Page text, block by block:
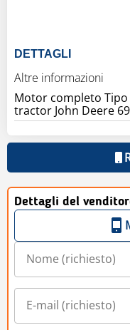
DETTAGLI
Altre informazioni
Motor completo Tipo
tractor John Deere
Dettagli del